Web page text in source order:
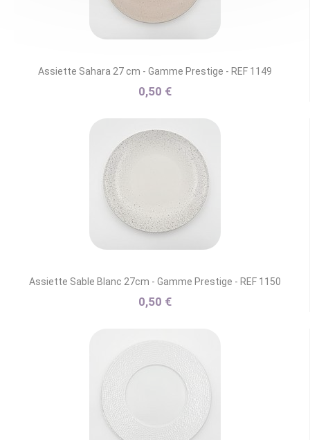
Assiette Sahara 27 cm - Gamme Prestige - REF 1149
0,50 €
Assiette Sable Blanc 27cm - Gamme Prestige - REF 1150
0,50 €